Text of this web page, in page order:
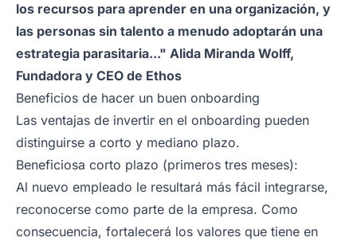
los recursos para aprender en una organización, y
las personas sin talento a menudo adoptarán una
estrategia parasitaria..." Alida Miranda Wolff,
Fundadora y CEO de Ethos
Beneficios de hacer un buen onboarding
Las ventajas de invertir en el onboarding pueden
distinguirse a corto y mediano plazo.
Beneficiosa corto plazo (primeros tres meses):
Al nuevo empleado le resultará más fácil integrarse,
reconocerse como parte de la empresa. Como
consecuencia, fortalecerá los valores que tiene en